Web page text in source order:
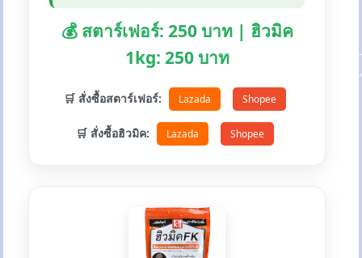
💰 สตาร์เฟอร์: 250 บาท | ฮิวมิค
1kg: 250 บาท
🛒 สั่งซื้อสตาร์เฟอร์: Lazada Shopee
🛒 สั่งซื้อฮิวมิค: Lazada Shopee